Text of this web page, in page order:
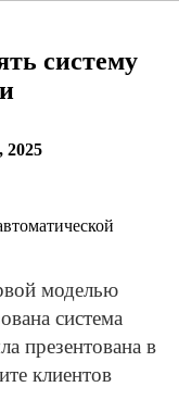
систему
2025
моделью
система
презентована в
клиентов